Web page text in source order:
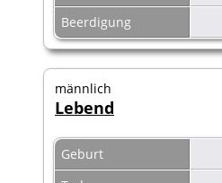
Beerdigung
männlich
Lebend
Geburt